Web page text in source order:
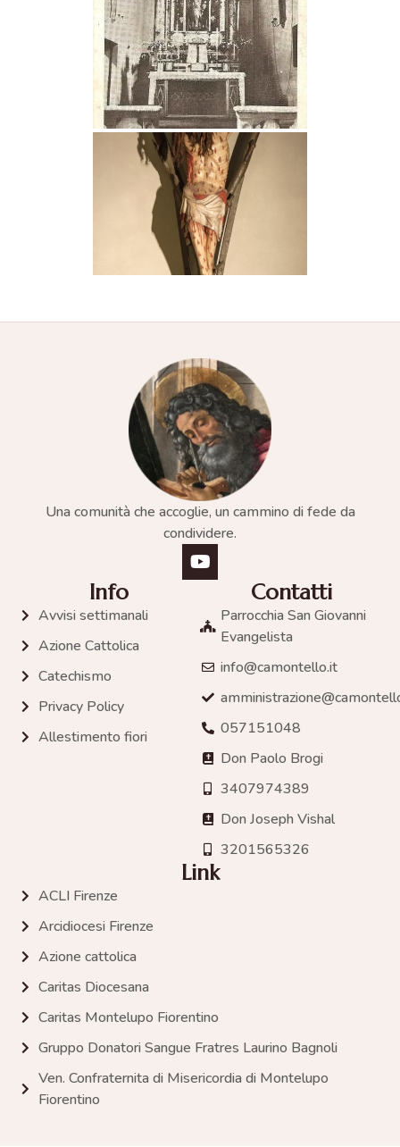
Una comunità che accoglie, un cammino di fede da
condividere.
Info
Avvisi settimanali
Azione Cattolica
Catechismo
Privacy Policy
Allestimento fiori
Contatti
Parrocchia San Giovanni
Evangelista
info@camontello.it
057151048
Don Paolo Brogi
3407974389
Don Joseph Vishal
3201565326
Link
ACLI Firenze
Arcidiocesi Firenze
Azione cattolica
Caritas Diocesana
Caritas Montelupo Fiorentino
Gruppo Donatori Sangue Fratres Laurino Bagnoli
Ven. Confraternita di Misericordia di Montelupo
Fiorentino